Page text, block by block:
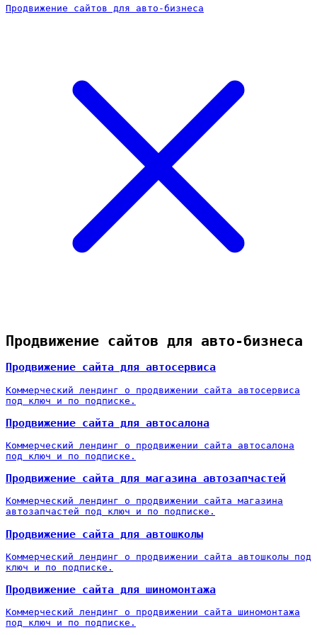
Продвижение сайтов для авто-бизнеса
Продвижение сайтов для авто-бизнеса
Продвижение сайта для автосервиса
Коммерческий лендинг о продвижении сайта автосервиса
под ключ и по подписке.
Продвижение сайта для автосалона
Коммерческий лендинг о продвижении сайта автосалона
под ключ и по подписке.
Продвижение сайта для магазина автозапчастей
Коммерческий лендинг о продвижении сайта магазина
автозапчастей под ключ и по подписке.
Продвижение сайта для автошколы
Коммерческий лендинг о продвижении сайта автошколы под
ключ и по подписке.
Продвижение сайта для шиномонтажа
Коммерческий лендинг о продвижении сайта шиномонтажа
под ключ и по подписке.